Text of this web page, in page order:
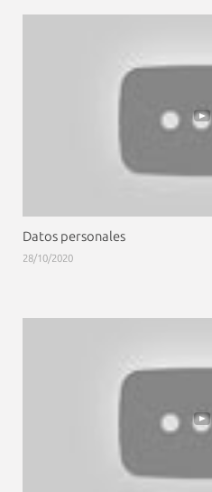
Datos personales
28/10/2020